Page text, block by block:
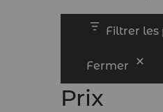
Filtrer les
Fermer
Prix